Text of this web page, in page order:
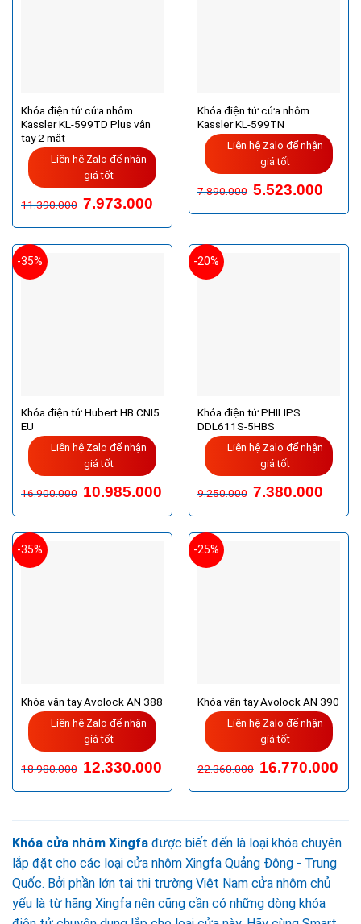
Khóa điện tử cửa nhôm
Kassler KL-599TD Plus vân
tay 2 mặt
Liên hệ Zalo để nhận
giá tốt
11.390.000 7.973.000
Khóa điện tử cửa nhôm
Kassler KL-599TN
Liên hệ Zalo để nhận
giá tốt
7.890.000 5.523.000
-35%
Khóa điện tử Hubert HB CNI5
EU
Liên hệ Zalo để nhận
giá tốt
16.900.000 Giá
gốc
16.900.000VND.
10.985.000Giá
hiện
tại
là:
10.985.000VND.
-20%
Khóa điện tử PHILIPS
DDL611S-5HBS
Liên hệ Zalo để nhận
giá tốt
9.250.000 Giá
gốc
9.250.000VND.
7.380.000Giá
hiện
là:
-35%
Khóa vân tay Avolock AN 388
Liên hệ Zalo để nhận
giá tốt
18.980.000 Giá
gốc
18.980.000VND.
12.330.000Giá
hiện
là:
-25%
Khóa vân tay Avolock AN 390
Liên hệ Zalo để nhận
giá tốt
22.360.000 Giá
gốc
22.360.000VND.
16.770.000Giá
hiện
là:
Khóa cửa nhôm Xingfa được biết đến là loại khóa chuyên
lắp đặt cho các loại cửa nhôm Xingfa Quảng Đông - Trung
Quốc. Bởi phần lớn tại thị trường Việt Nam cửa nhôm chủ
yếu là từ hãng Xingfa nên cũng cần có những dòng khóa